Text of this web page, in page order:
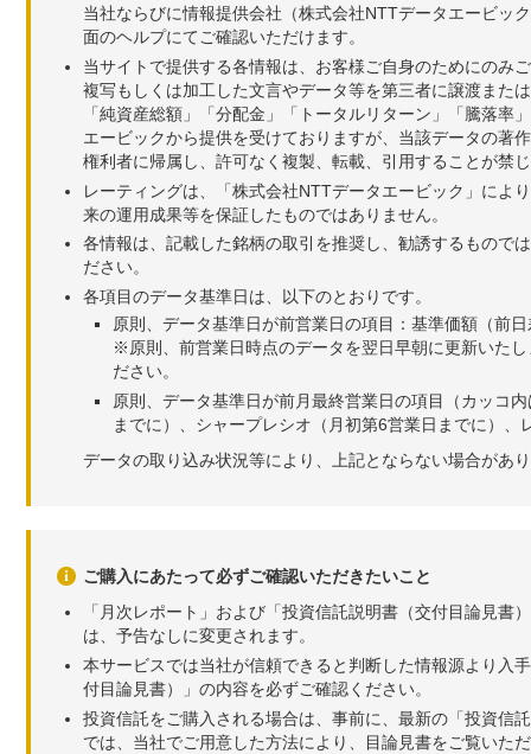
当社ならびに情報提供会社（株式会社NTTデータエービッ
面のヘルプにてご確認いただけます。
当サイトで提供する各情報は、お客様ご自身のためにのみ
複写もしくは加工した文言やデータ等を第三者に譲渡また
「純資産総額」「分配金」「トータルリターン」「騰落
エービックから提供を受けておりますが、当該データの著
権利者に帰属し、許可なく複製、転載、引用することが禁
レーティングは、「株式会社NTTデータエービック」によ
来の運用成果等を保証したものではありません。
各情報は、記載した銘柄の取引を推奨し、勧誘するもので
ださい。
各項目のデータ基準日は、以下のとおりです。
原則、データ基準日が前営業日の項目：基準価額（前
※原則、前営業日時点のデータを翌日早朝に更新いた
ださい。
原則、データ基準日が前月最終営業日の項目（カッコ
までに）、シャープレシオ（月初第6営業日までに）
データの取り込み状況等により、上記とならない場合があ
ご購入にあたって必ずご確認いただきたいこと
「月次レポート」および「投資信託説明書（交付目論見
は、予告なしに変更されます。
本サービスでは当社が信頼できると判断した情報源より入
付目論見書）」の内容を必ずご確認ください。
投資信託をご購入される場合は、事前に、最新の「投資信
では、当社でご用意した方法により、目論見書をご覧いた